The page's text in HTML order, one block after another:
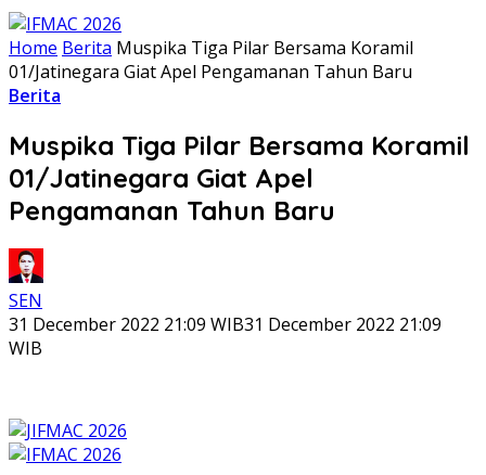
Home Berita Muspika Tiga Pilar Bersama Koramil
01/Jatinegara Giat Apel Pengamanan Tahun Baru
Berita
Muspika Tiga Pilar Bersama Koramil
01/Jatinegara Giat Apel
Pengamanan Tahun Baru
SEN
31 December 2022 21:09 WIB31 December 2022 21:09
WIB